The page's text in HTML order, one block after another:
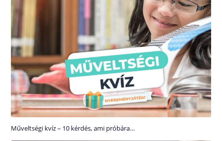
Műveltségi kvíz – 10 kérdés, ami próbára…